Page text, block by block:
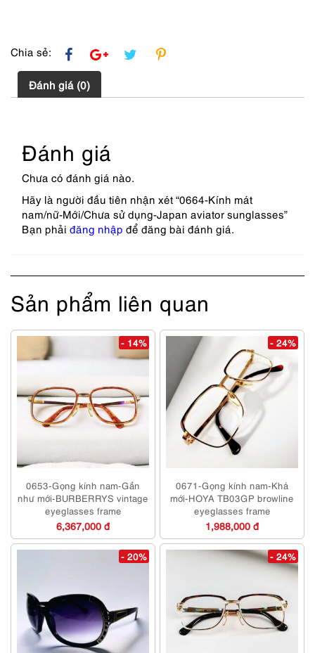
Chia sẻ:
Đánh giá (0)
Đánh giá
Chưa có đánh giá nào.
Hãy là người đầu tiên nhận xét “0664-Kính mát
nam/nữ-Mới/Chưa sử dụng-Japan aviator sunglasses”
Bạn phải đăng nhập để đăng bài đánh giá.
Sản phẩm liên quan
- 14%
0653-Gọng kính nam-Gần
như mới-BURBERRYS vintage
eyeglasses frame
6,367,000 đ
- 24%
0671-Gọng kính nam-Khá
mới-HOYA TB03GP browline
eyeglasses frame
1,988,000 đ
- 20% - 24%